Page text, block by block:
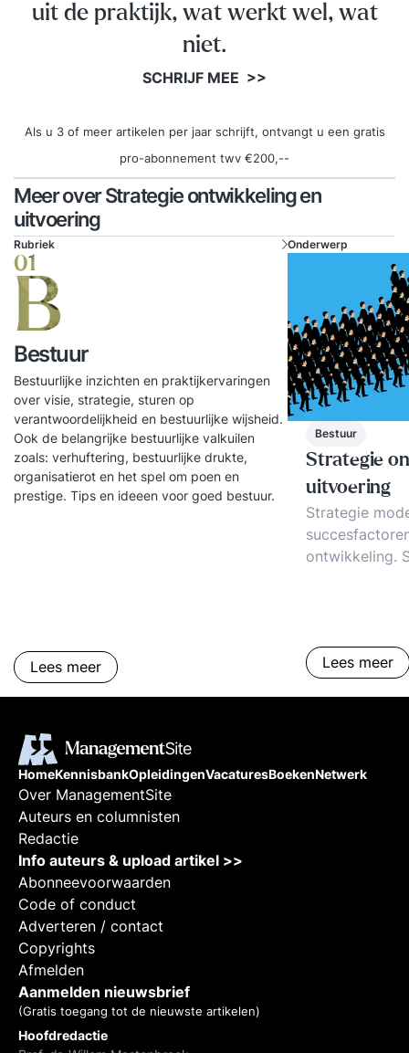
uit de praktijk, wat werkt wel, wat
niet.
SCHRIJF MEE >>
Als u 3 of meer artikelen per jaar schrijft, ontvangt u een gratis
pro-abonnement twv €200,--
Meer over Strategie ontwikkeling en
uitvoering
Rubriek
01
B
Bestuur
Bestuurlijke inzichten en praktijkervaringen
over visie, strategie, sturen op
verantwoordelijkheid en bestuurlijke wijsheid.
Ook de belangrijke bestuurlijke valkuilen
zoals: verhuftering, bestuurlijke drukte,
organisatierot en het spel om poen en
prestige. Tips en ideeen voor goed bestuur.
Lees meer
Onderwerp
Bestuur
Strategie
uitvoering
Strategie
ontwikkeling.
Lees meer
HomeKennisbankOpleidingenVacaturesBoekenNetwerk
Over ManagementSite
Auteurs en columnisten
Redactie
Info auteurs & upload artikel >>
Abonneevoorwaarden
Code of conduct
Adverteren / contact
Copyrights
Afmelden
Aanmelden nieuwsbrief
(Gratis toegang tot de nieuwste artikelen)
Hoofdredactie